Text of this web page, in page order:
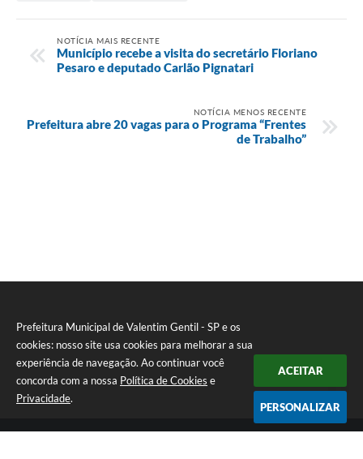
Prefeitura Municipal de Valentim Gentil - SP e os
cookies: nosso site usa cookies para melhorar a sua
experiência de navegação. Ao continuar você
concorda com a nossa Política de Cookies e
Privacidade.
ACEITAR
PERSONALIZAR
NOTÍCIA MAIS RECENTE
Município recebe a visita do secretário Floriano
Pesaro e deputado Carlão Pignatari
NOTÍCIA MENOS RECENTE
Prefeitura abre 20 vagas para o Programa “Frentes
de Trabalho”